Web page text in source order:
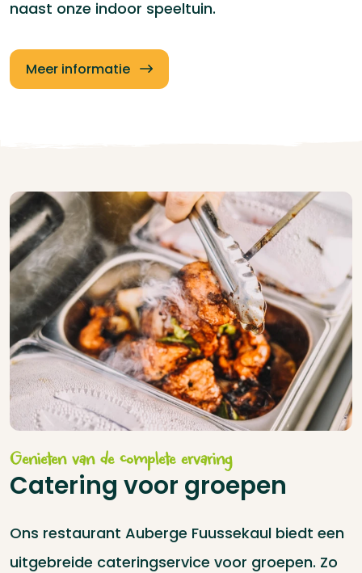
naast onze indoor speeltuin.
Meer informatie
Genieten van de complete ervaring
Catering voor groepen
Ons restaurant Auberge Fuussekaul biedt een
uitgebreide cateringservice voor groepen. Zo